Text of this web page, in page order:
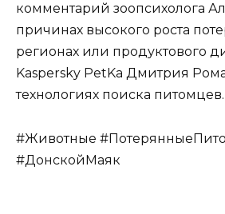
комментарий зоопсихолога
причинах высокого роста
регионах или продуктового
Kaspersky PetKa Дмитрия
технологиях поиска питомцев.
#Животные
#ДонскойМаяк